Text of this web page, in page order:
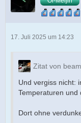
17. Juli 2025 um 14:23
Zitat von
Und vergiss nicht:
Temperaturen und
Dort ohne